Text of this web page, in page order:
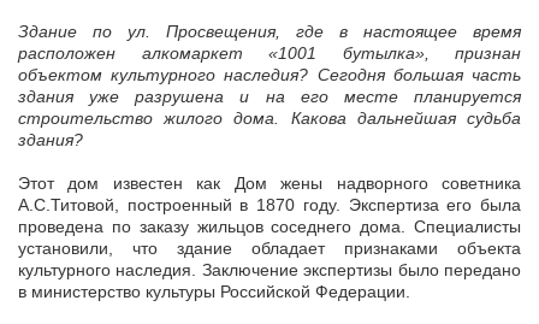
Здание по ул. Просвещения, где в настоящее время
расположен алкомаркет «1001 бутылка», признан
объектом культурного наследия? Сегодня большая часть
здания уже разрушена и на его месте планируется
строительство жилого дома. Какова дальнейшая судьба
здания?
Этот дом известен как Дом жены надворного советника
А.С.Титовой, построенный в 1870 году. Экспертиза его была
проведена по заказу жильцов соседнего дома. Специалисты
установили, что здание обладает признаками объекта
культурного наследия. Заключение экспертизы было передано
в министерство культуры Российской Федерации.